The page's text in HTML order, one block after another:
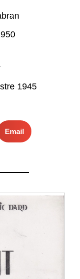
1945
Email